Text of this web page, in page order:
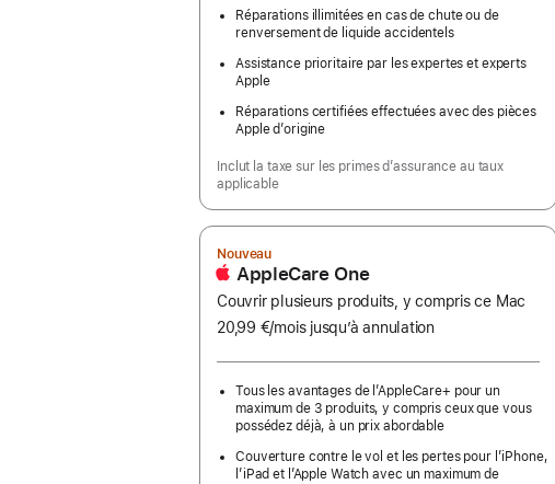
Réparations illimitées en cas de chute ou de
renversement de liquide accidentels
Assistance prioritaire par les expertes et experts
Apple
Réparations certifiées effectuées avec des pièces
Apple d’origine
Inclut la taxe sur les primes d’assurance au taux
applicable
Nouveau
AppleCare One
Couvrir plusieurs produits, y compris ce Mac
20,99 €/moispar
jusqu’à annulation
Tous les avantages de l’AppleCare+ pour un
maximum de 3 produits, y compris ceux que vous
possédez déjà, à un prix abordable
Couverture contre le vol et les pertes pour l’iPhone,
l’iPad et l’Apple Watch avec un maximum de